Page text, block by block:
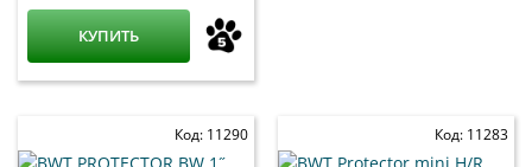
КУПИТЬ
Код: 11290 Код: 11283